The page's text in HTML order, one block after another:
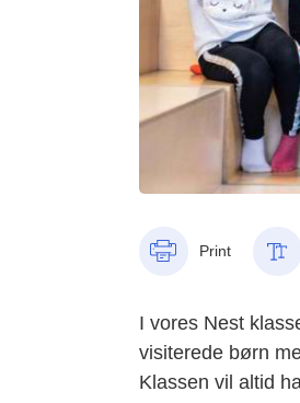
Print
I vores Nest
visiterede børn
Klassen vil altid